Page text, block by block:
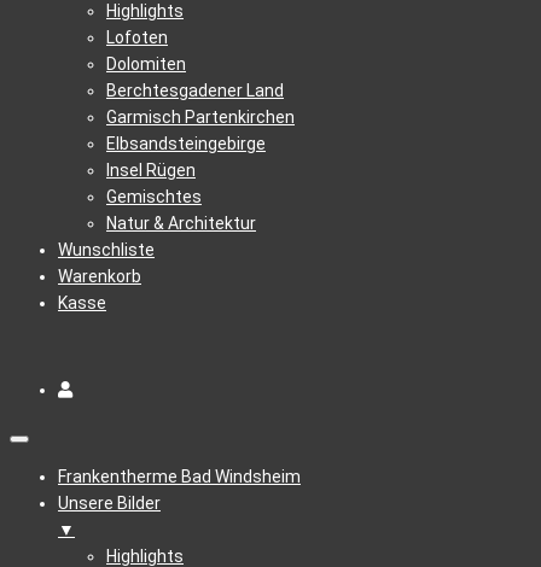
Highlights
Lofoten
Dolomiten
Berchtesgadener Land
Garmisch Partenkirchen
Elbsandsteingebirge
Insel Rügen
Gemischtes
Natur & Architektur
Wunschliste
Warenkorb
Kasse
Frankentherme Bad Windsheim
Unsere Bilder
▼
Highlights